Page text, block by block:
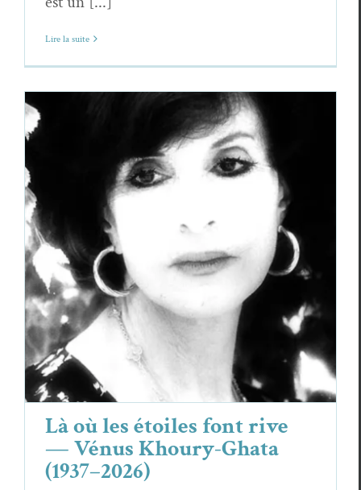
Lire la suite
Là où les étoiles font rive — Vénus
Khoury-Ghata (1937–2026)
Actualités
Là où les étoiles font rive
— Vénus Khoury-Ghata
(1937–2026)